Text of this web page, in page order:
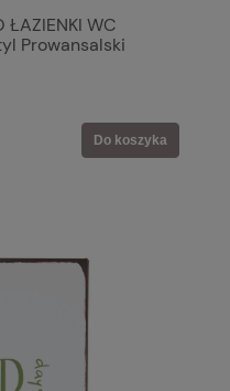
ŁAZIENKI WC
Prowansalski
Do koszyka